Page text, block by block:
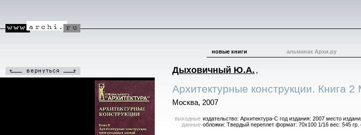
новые книги альманах Архи.ру
Дыховичный Ю.А. ,
Архитектурные конструкции. Книга
Москва, 2007
выходные
данные
издательство: Архитектура-С год издания: 2007 место
обложки: Твердый переплет формат: 70х100 1/16 вес: 545 гр.